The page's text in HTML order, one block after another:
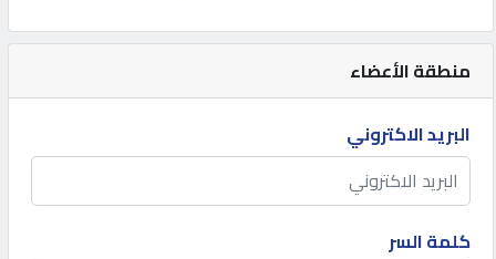
مزاد
كيو
نمبر
كيو
كارز
منطقة الأعضاء
البريد الاكتروني
كلمة السر